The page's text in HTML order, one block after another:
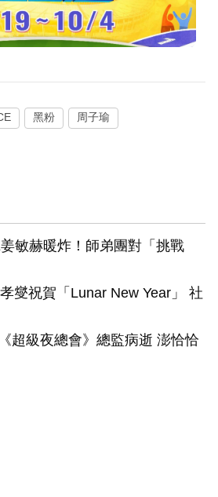
黑粉 周子瑜
敏赫暖炸！師弟團對「挑戰
燮祝賀「Lunar New Year」 社
超級夜總會》總監病逝 澎恰恰